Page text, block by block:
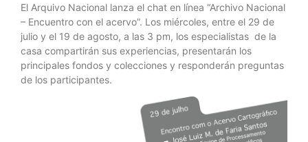
El Arquivo Nacional lanza el chat en línea “Archivo Nacional
– Encuentro con el acervo”. Los miércoles, entre el 29 de
julio y el 19 de agosto, a las 3 pm, los especialistas de la
casa compartirán sus experiencias, presentarán los
principales fondos y colecciones y responderán preguntas
de los participantes.